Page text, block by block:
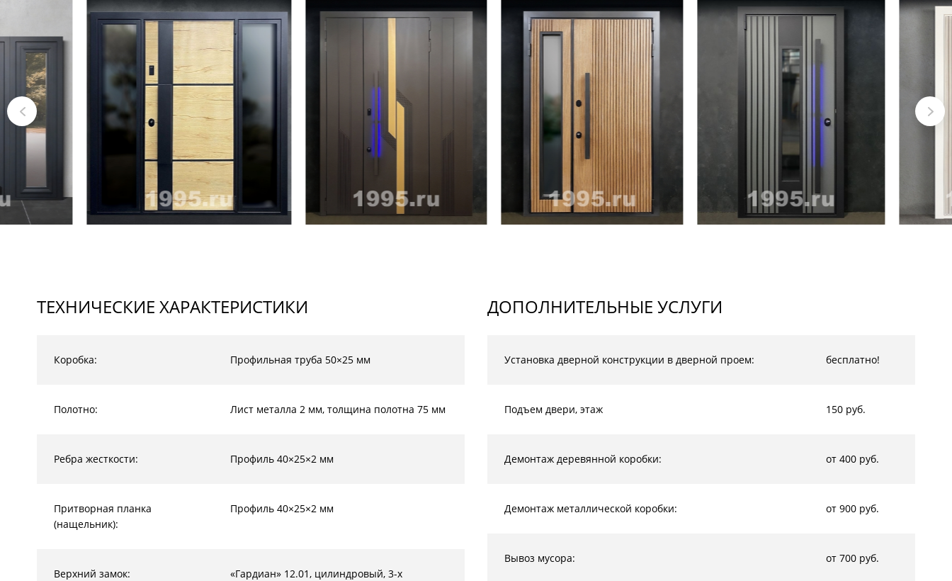
ТЕХНИЧЕСКИЕ ХАРАКТЕРИСТИКИ
Коробка: Профильная труба 50×25 мм
Полотно: Лист металла 2 мм, толщина полотна 75 мм
Ребра жесткости: Профиль 40×25×2 мм
Притворная планка
(нащельник):
Профиль 40×25×2 мм
Верхний замок:
«Гардиан» 12.01, цилиндровый, 3-х
ДОПОЛНИТЕЛЬНЫЕ УСЛУГИ
Установка дверной конструкции в дверной проем: бесплатно!
Подъем двери, этаж 150 руб.
Демонтаж деревянной коробки: от 400 руб.
Демонтаж металлической коробки: от 900 руб.
Вывоз мусора: от 700 руб.